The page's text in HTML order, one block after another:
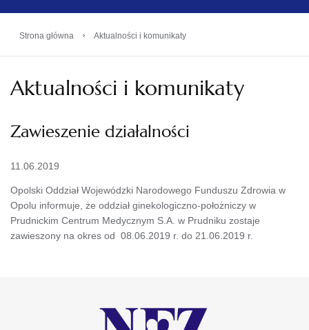
Strona główna › Aktualności i komunikaty
Aktualności i komunikaty
Zawieszenie działalności
11.06.2019
Opolski Oddział Wojewódzki Narodowego Funduszu Zdrowia w
Opolu informuje, że oddział ginekologiczno-położniczy w
Prudnickim Centrum Medycznym S.A. w Prudniku zostaje
zawieszony na okres od 08.06.2019 r. do 21.06.2019 r.